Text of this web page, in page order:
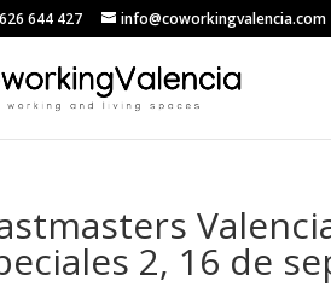
644 427 info@coworkingvalencia.com
2, 16 de